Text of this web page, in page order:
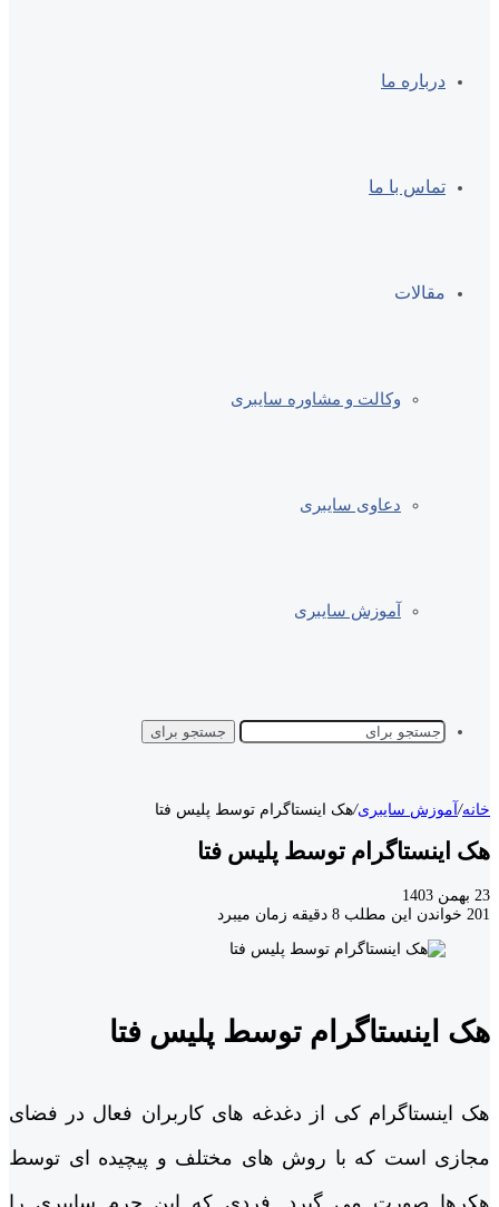
درباره ما
تماس با ما
مقالات
وکالت و مشاوره سایبری
دعاوی سایبری
آموزش سایبری
جستجو برای
خانه/آموزش سایبری/هک اینستاگرام توسط پلیس فتا
هک اینستاگرام توسط پلیس فتا
23 بهمن 1403
201 خواندن این مطلب 8 دقیقه زمان میبرد
هک اینستاگرام توسط پلیس فتا
هک اینستاگرام کی از دغدغه های کاربران فعال در فضای
مجازی است که با روش های مختلف و پیچیده ای توسط
هکرها صورت می گیرد. فردی که این جرم سایبری را